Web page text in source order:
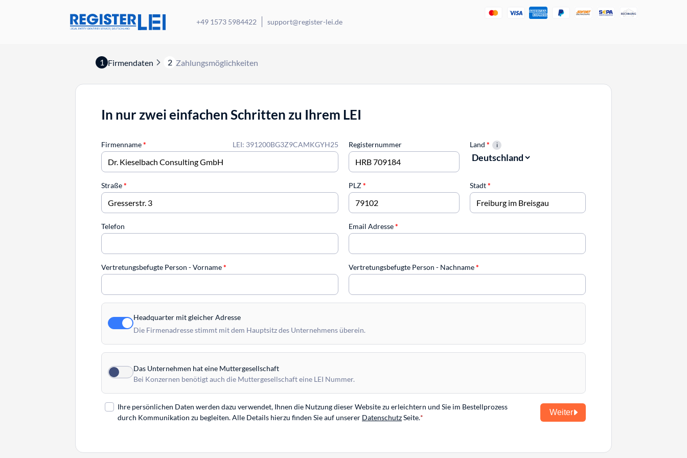
+49 1573 5984422 support@register-lei.de
1 Firmendaten 2 Zahlungsmöglichkeiten
In nur zwei einfachen Schritten zu Ihrem LEI
LEI: 391200BG3Z9CAMKGYH25
Firmenname* Registernummer Land *
Straße* PLZ* Stadt*
Telefon Email Adresse*
Vertretungsbefugte Person - Vorname* Vertretungsbefugte Person - Nachname*
Headquarter mit gleicher Adresse
Die Firmenadresse stimmt mit dem Hauptsitz des Unternehmens überein.
Das Unternehmen hat eine Muttergesellschaft
Bei Konzernen benötigt auch die Muttergesellschaft eine LEI Nummer.
Ihre persönlichen Daten werden dazu verwendet, Ihnen die Nutzung dieser Website zu erleichtern und Sie im Bestellprozess
durch Kommunikation zu begleiten. Alle Details hierzu finden Sie auf unserer DatenschutzSeite.
Weiter